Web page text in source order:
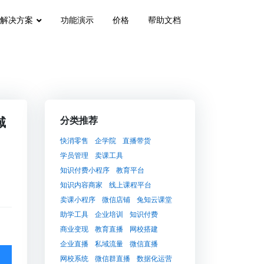
解决方案 功能演示 价格 帮助文档
分类推荐
快消零售 企学院
直播带货
学员管理
卖课工具
知识付费小程序
教育平台
知识内容商家
线上课程平台
卖课小程序
微信店铺
兔知云课堂
助学工具
企业培训
知识付费
商业变现
教育直播
网校搭建
企业直播
私域流量
微信直播
网校系统
微信群直播 数据化运营